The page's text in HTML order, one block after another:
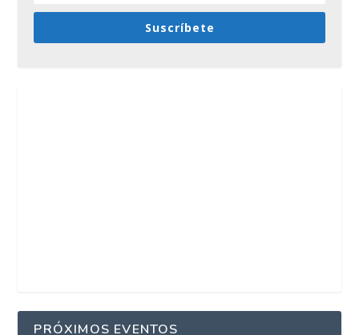
Suscríbete
PRÓXIMOS EVENTOS